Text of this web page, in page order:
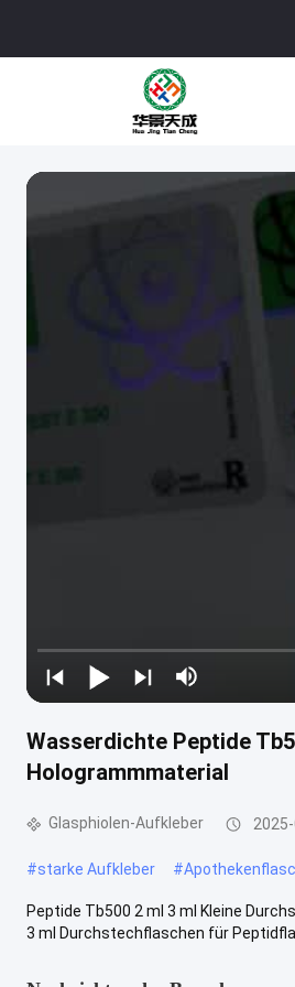
Wasserdichte Peptide
Hologrammmaterial
Glasphiolen-Aufkleber
#starke Aufkleber #
Peptide Tb500 2 ml 3 ml Kleine
3 ml Durchstechflaschen für